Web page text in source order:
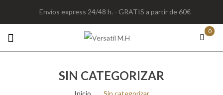
Envíos express 24/48 h. - GRATIS a partir de 60€
0
SIN CATEGORIZAR
Inicio Sin categorizar